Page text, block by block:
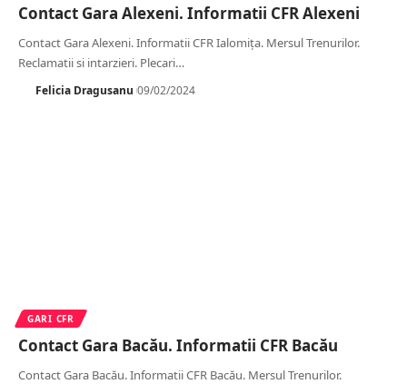
Contact Gara Alexeni. Informatii CFR Alexeni
Contact Gara Alexeni. Informatii CFR Ialomița. Mersul Trenurilor.
Reclamatii si intarzieri. Plecari…
Felicia Dragusanu 09/02/2024
GARI CFR
Contact Gara Bacău. Informatii CFR Bacău
Contact Gara Bacău. Informatii CFR Bacău. Mersul Trenurilor.